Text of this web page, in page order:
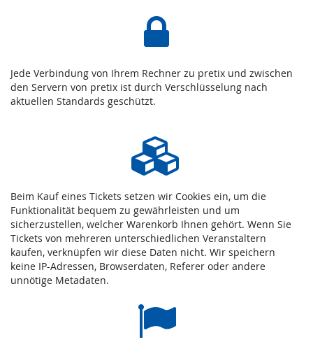
Jede Verbindung von Ihrem Rechner zu pretix und zwischen
den Servern von pretix ist durch Verschlüsselung nach
aktuellen Standards geschützt.
Beim Kauf eines Tickets setzen wir Cookies ein, um die
Funktionalität bequem zu gewährleisten und um
sicherzustellen, welcher Warenkorb Ihnen gehört. Wenn Sie
Tickets von mehreren unterschiedlichen Veranstaltern
kaufen, verknüpfen wir diese Daten nicht. Wir speichern
keine IP-Adressen, Browserdaten, Referer oder andere
unnötige Metadaten.